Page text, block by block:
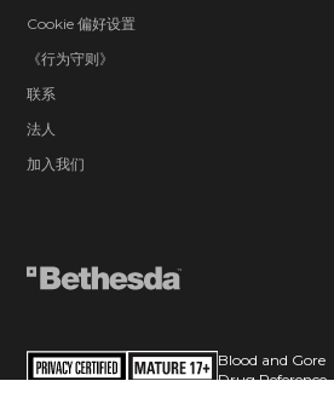
Cookie 偏好设置
《行为守则》
联系
法人
加入我们
Blood and Gore
Drug Reference